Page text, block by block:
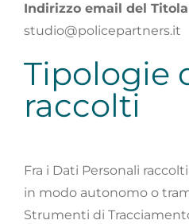
Indirizzo email del
studio@policepartners.it
Tipologie
raccolti
Fra i Dati Personali
in modo autonomo o
Strumenti di